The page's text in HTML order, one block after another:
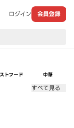
ログイン 会員登録
トフード 中華
すべて見る